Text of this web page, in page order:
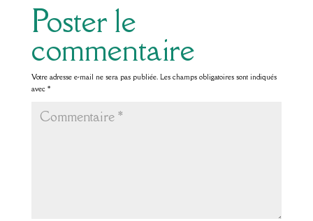
Poster le
commentaire
Votre adresse e-mail ne sera pas publiée. Les champs obligatoires sont indiqués
avec *